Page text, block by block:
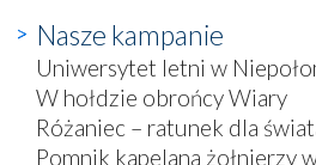
Nasze kampanie
Uniwersytet letni w
W hołdzie obrońcy Wiary
Różaniec – ratunek dla
Pomnik kapelana żołnierzy